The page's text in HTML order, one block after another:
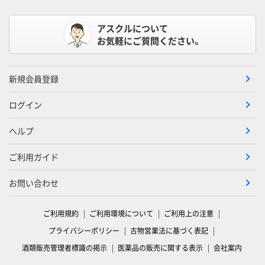
アスクルについて
お気軽にご質問ください。
新規会員登録
ログイン
ヘルプ
ご利用ガイド
お問い合わせ
ご利用規約 ご利用環境について
ご利用上の注意
プライバシーポリシー
古物営業法に基づく表記
酒類販売管理者標識の掲示
医薬品の販売に関する表示 会社案内